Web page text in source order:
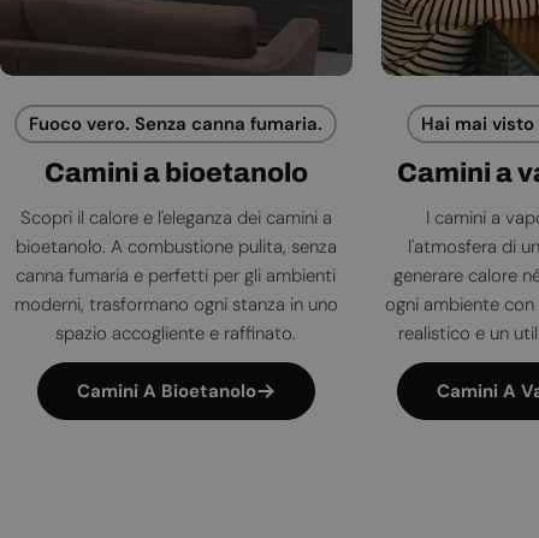
Fuoco vero. Senza canna fumaria.
Camini a bioetanolo
Scopri il calore e l'eleganza dei camini a
bioetanolo. A combustione pulita, senza
canna fumaria e perfetti per gli ambienti
moderni, trasformano ogni stanza in uno
spazio accogliente e raffinato.
Camini A Bioetanolo
Hai mai
Camini a
I camini a
l'atmosfera di
generare calore
ogni ambiente
realistico e un
Camini A